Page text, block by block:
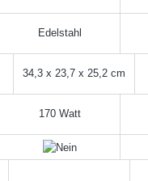
Edelstahl
‎34,3 x 23,7 x 25,2 cm
170 Watt